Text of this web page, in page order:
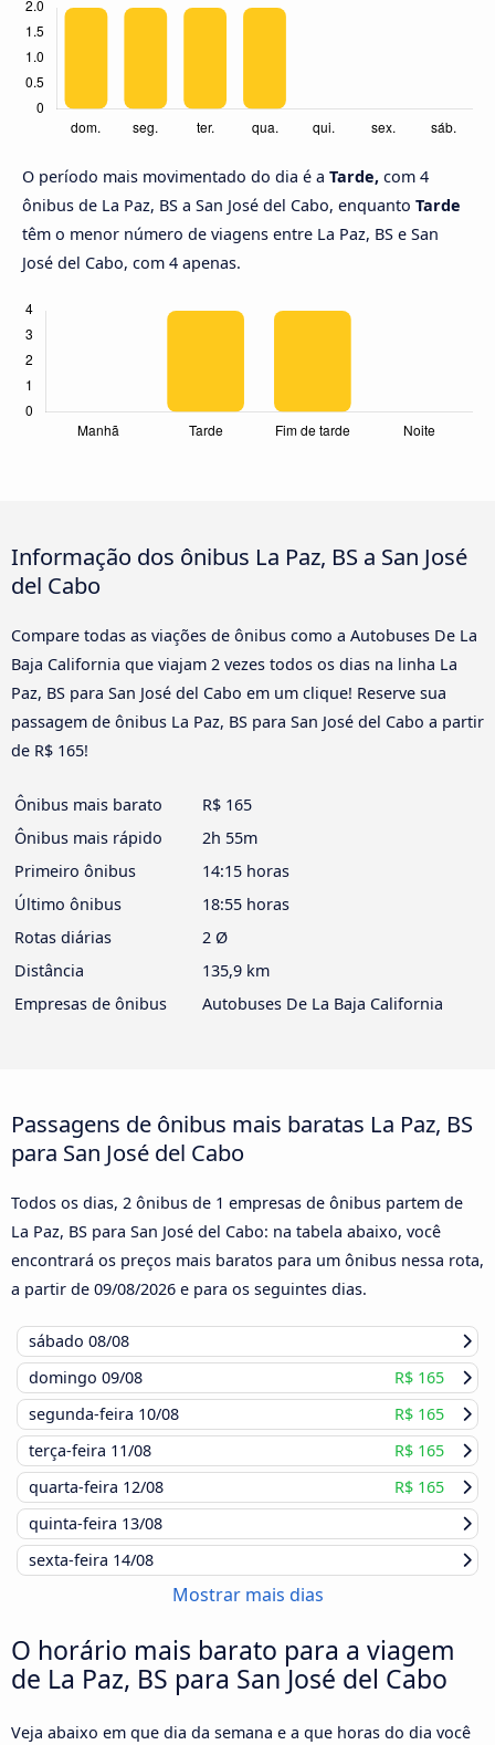
O período mais movimentado do dia é a Tarde, com 4
ônibus de La Paz, BS a San José del Cabo, enquanto Tarde
têm o menor número de viagens entre La Paz, BS e San
José del Cabo, com 4 apenas.
Informação dos ônibus La Paz, BS a San José
del Cabo
Compare todas as viações de ônibus como a Autobuses De La
Baja California que viajam 2 vezes todos os dias na linha La
Paz, BS para San José del Cabo em um clique! Reserve sua
passagem de ônibus La Paz, BS para San José del Cabo a partir
de R$ 165!
Ônibus mais barato
R$ 165
Ônibus mais rápido
2h 55m
Primeiro ônibus
14:15 horas
Último ônibus
18:55 horas
Rotas diárias
2 Ø
Distância
135,9 km
Empresas de ônibus
Autobuses De La Baja California
Passagens de ônibus mais baratas La Paz, BS
para San José del Cabo
Todos os dias, 2 ônibus de 1 empresas de ônibus partem de
La Paz, BS para San José del Cabo: na tabela abaixo, você
encontrará os preços mais baratos para um ônibus nessa rota,
a partir de 09/08/2026 e para os seguintes dias.
sábado 08/08
domingo 09/08
R$ 165
segunda-feira 10/08
R$ 165
terça-feira 11/08
R$ 165
quarta-feira 12/08
R$ 165
quinta-feira 13/08
sexta-feira 14/08
Mostrar mais dias
O horário mais barato para a viagem
de La Paz, BS para San José del Cabo
Veja abaixo em que dia da semana e a que horas do dia você